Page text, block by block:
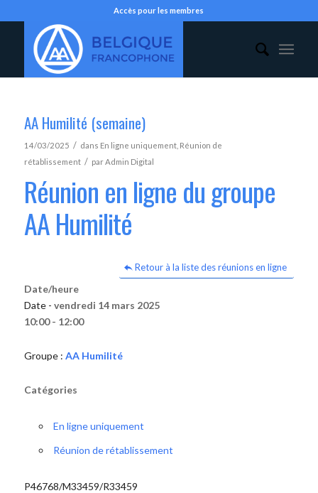
Accès pour les membres
AA Humilité (semaine)
14/03/2025 / dans En ligne uniquement, Réunion de
rétablissement / parAdmin Digital
Réunion en ligne du groupe
AA Humilité
Retour à la liste des réunions en ligne
Date/heure
Date - vendredi 14 mars 2025
10:00 - 12:00
Groupe : AA Humilité
Catégories
En ligne uniquement
Réunion de rétablissement
P46768/M33459/R33459